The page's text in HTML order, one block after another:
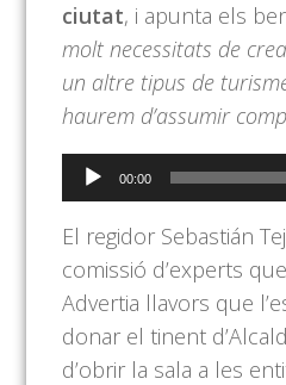
ciutat, i apunta els
molt necessitats de
un altre tipus de
haurem d’assumir
Reproductor
d'àudio
00:00
El regidor Sebastián
comissió d’experts
Advertia llavors que
donar el tinent
d’obrir la sala a les